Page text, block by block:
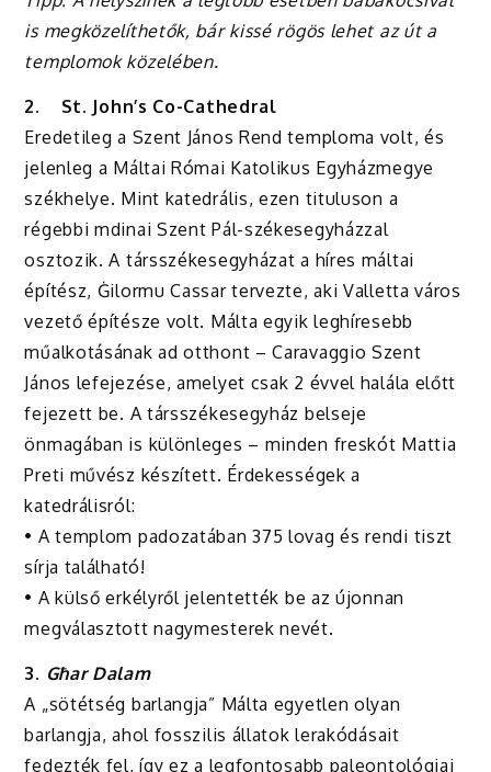
is megközelíthetők, bár kissé rögös lehet az út a
templomok közelében.
2.
St. John’s Co-Cathedral
Eredetileg a Szent János Rend temploma volt, és
jelenleg a Máltai Római Katolikus Egyházmegye
székhelye. Mint katedrális, ezen tituluson a
régebbi mdinai Szent Pál-székesegyházzal
osztozik. A társszékesegyházat a híres máltai
építész, Ġilormu Cassar tervezte, aki Valletta város
vezető építésze volt. Málta egyik leghíresebb
műalkotásának ad otthont – Caravaggio Szent
János lefejezése, amelyet csak 2 évvel halála előtt
fejezett be. A társszékesegyház belseje
önmagában is különleges – minden freskót Mattia
Preti művész készített. Érdekességek a
katedrálisról:
• A templom padozatában 375 lovag és rendi tiszt
sírja található!
• A külső erkélyről jelentették be az újonnan
megválasztott nagymesterek nevét.
3. Għar Dalam
A „sötétség barlangja” Málta egyetlen olyan
barlangja, ahol fosszilis állatok lerakódásait
fedezték fel, így ez a legfontosabb paleontológiai